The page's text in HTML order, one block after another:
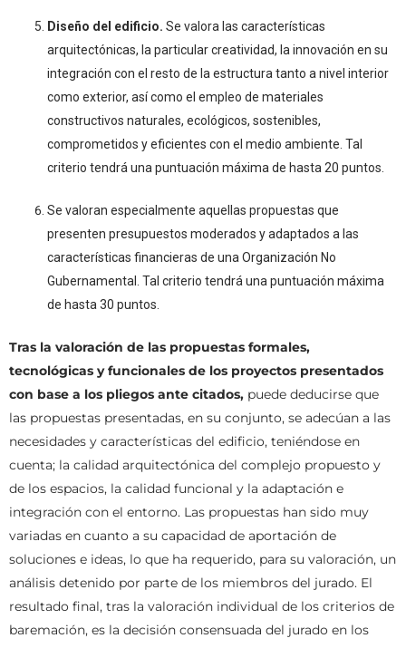
Diseño del edificio. Se valora las características
arquitectónicas, la particular creatividad, la innovación en su
integración con el resto de la estructura tanto a nivel interior
como exterior, así como el empleo de materiales
constructivos naturales, ecológicos, sostenibles,
comprometidos y eficientes con el medio ambiente. Tal
criterio tendrá una puntuación máxima de hasta 20 puntos.
Se valoran especialmente aquellas propuestas que
presenten presupuestos moderados y adaptados a las
características financieras de una Organización No
Gubernamental. Tal criterio tendrá una puntuación máxima
de hasta 30 puntos.
Tras la valoración de las propuestas formales,
tecnológicas y funcionales de los proyectos presentados
con base a los pliegos ante citados, puede deducirse que
las propuestas presentadas, en su conjunto, se adecúan a las
necesidades y características del edificio, teniéndose en
cuenta; la calidad arquitectónica del complejo propuesto y
de los espacios, la calidad funcional y la adaptación e
integración con el entorno. Las propuestas han sido muy
variadas en cuanto a su capacidad de aportación de
soluciones e ideas, lo que ha requerido, para su valoración, un
análisis detenido por parte de los miembros del jurado. El
resultado final, tras la valoración individual de los criterios de
baremación, es la decisión consensuada del jurado en los